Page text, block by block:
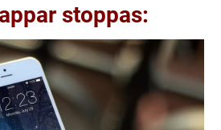
stoppas: